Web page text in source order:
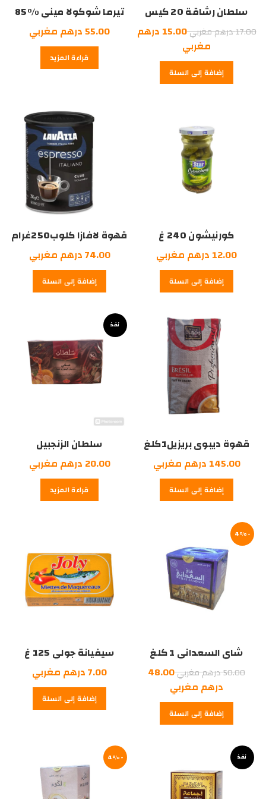
سلطان رشاقة 20 كيس
17.00درهم مغربيالسعر
الأصلي
هو:
17.00
15.00 درهم
مغربي
الحالي
هو:
إضافة إلى السلة
تيرما شوكولا ميني %85
55.00درهم مغربي
قراءة المزيد
كورنيشون 240 غ
12.00 درهم مغربي
إضافة إلى السلة
قهوة لافازا كلوب250غرام
74.00درهم مغربي
إضافة إلى السلة
قهوة ديبوى بريزيل1كلغ
145.00 درهم مغربي
إضافة إلى السلة
نفذ
سلطان الزنجبيل
والعسل20كيس
20.00 درهم مغربي
قراءة المزيد
-4%
شاي السعداني 1 كلغ
50.00درهم مغربيالسعر
الأصلي
هو:
50.00
48.00
درهم مغربي
الحالي
هو:إضافة إلى السلة
سيفيانة جولي 125 غ
7.00درهم مغربي
إضافة إلى السلة
نفذ -4%